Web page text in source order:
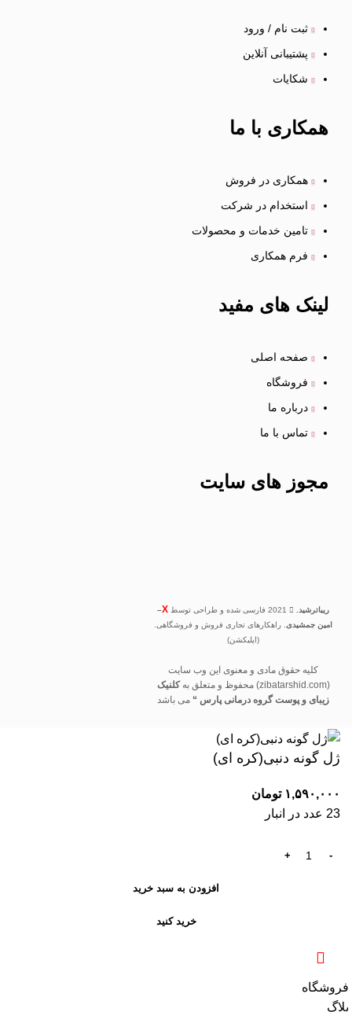
ثبت نام / ورود
پشتیبانی آنلاین
شکایات
همکاری با ما
همکاری در فروش
استخدام در شرکت
تامین خدمات و محصولات
فرم همکاری
لینک های مفید
صفحه اصلی
فروشگاه
درباره ما
تماس با ما
مجوز های سایت
ریباترشید. X
–
امین جمشیدی. راهکارهای تجاری فروش و فروشگاهی.
(اپلیکشن)
کلیه حقوق مادی و معنوی این وب سایت
(zibatarshid.com) محفوظ و متعلق به
کلنیک
زیبای و پوست گروه درمانی پارس “ می باشد
ژل گونه دنبی(کره ای)
۱,۵۹۰,۰۰۰ تومان
23 عدد در انبار
افزودن به سبد خرید
خرید کنید
فروشگاه
بلاگ